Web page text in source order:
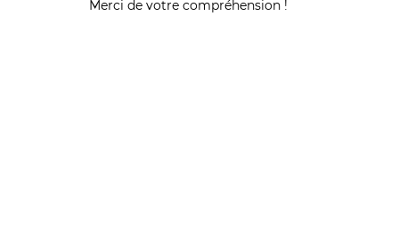
Merci de votre compréhension !